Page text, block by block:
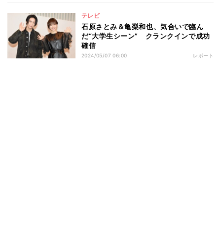
テレビ
石原さとみ＆亀梨和也、気合いで臨ん
だ“大学生シーン” クランクインで成功
確信
2024/05/07 06:00 レポート